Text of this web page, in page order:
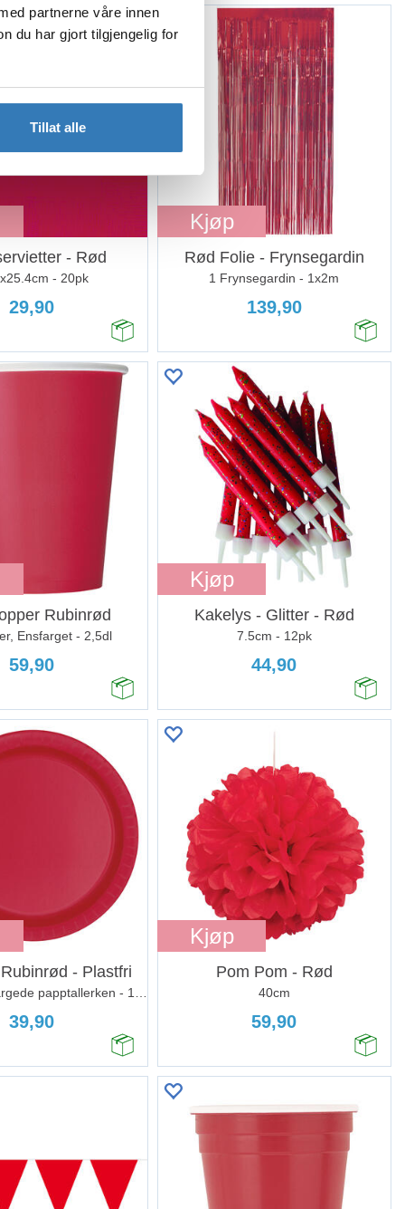
partnerne våre innen
du har gjort tilgjengelig for
Tillat alle
- Rød
- 20pk
29,90
Kjøp
Rød Folie - Frynsegardin
1 Frynsegardin - 1x2m
139,90
Rubinrød
Ensfarget - 2,5dl
59,90
Kjøp
Kakelys - Glitter - Rød
7.5cm - 12pk
44,90
- Plastfri
39,90
Kjøp
Pom Pom - Rød
40cm
59,90